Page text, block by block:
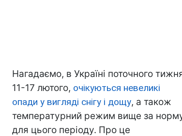
Нагадаємо, в Україні поточного
11-17 лютого, очікуються невеликі
опади у вигляді снігу і дощу, а також
температурний режим вище за
для цього періоду. Про це